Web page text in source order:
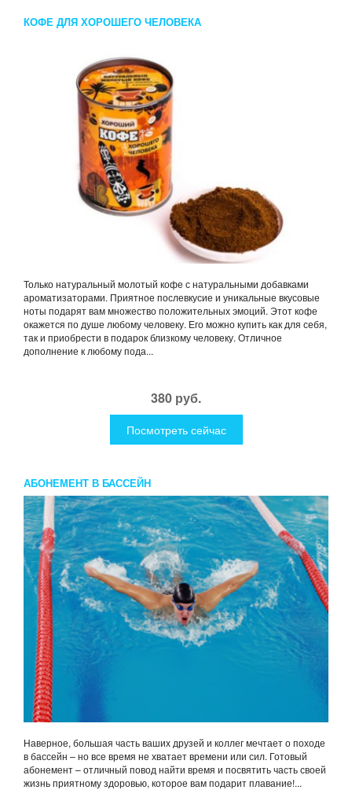
КОФЕ ДЛЯ ХОРОШЕГО ЧЕЛОВЕКА
Только натуральный молотый кофе с натуральными добавками
ароматизаторами. Приятное послевкусие и уникальные вкусовые
ноты подарят вам множество положительных эмоций. Этот кофе
окажется по душе любому человеку. Его можно купить как для себя,
так и приобрести в подарок близкому человеку. Отличное
дополнение к любому пода...
380 руб.
Посмотреть сейчас
АБОНЕМЕНТ В БАССЕЙН
Наверное, большая часть ваших друзей и коллег мечтает о походе
в бассейн – но все время не хватает времени или сил. Готовый
абонемент – отличный повод найти время и посвятить часть своей
жизнь приятному здоровью, которое вам подарит плавание!...